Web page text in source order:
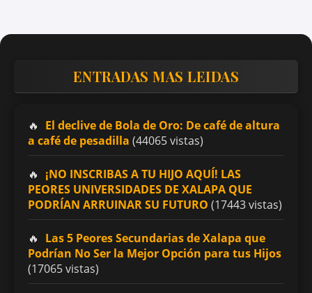
ENTRADAS MAS LEIDAS
El declive de Bola de Oro: De café de altura
a café de pesadilla (44065 vistas)
¡NO INSCRIBAS A TU HIJO AQUÍ! LAS
PEORES UNIVERSIDADES DE XALAPA QUE
PODRÍAN ARRUINAR SU FUTURO (17443 vistas)
Las 5 Peores Secundarias de Xalapa que
Podrían No Ser la Mejor Opción para tus Hijos
(17065 vistas)